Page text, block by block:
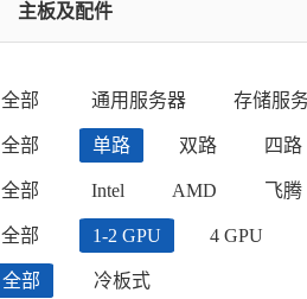
主板及配件
全部 通用服务器 存储服
全部 单路 双路 四路
全部 Intel AMD 飞腾
全部 1-2 GPU 4 GPU
全部 冷板式